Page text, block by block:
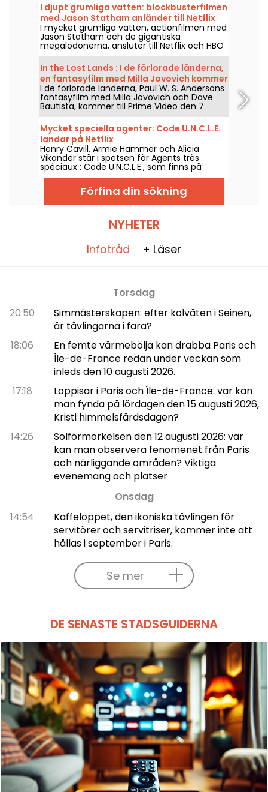
I djupt grumliga vatten: blockbusterfilmen
med Jason Statham anländer till Netflix
och HBO Max
I mycket grumliga vatten, actionfilmen med
Jason Statham och de gigantiska
megalodonerna, ansluter till Netflix och HBO
Max den 2 augusti 2026.
In the Lost Lands : I de förlorade länderna,
en fantasyfilm med Milla Jovovich kommer
till Prime Video
I de förlorade länderna, Paul W. S. Andersons
fantasyfilm med Milla Jovovich och Dave
Bautista, kommer till Prime Video den 7
augusti 2026.
Mycket speciella agenter: Code U.N.C.L.E.
landar på Netflix
Henry Cavill, Armie Hammer och Alicia
Vikander står i spetsen för Agents très
spéciaux : Code U.N.C.L.E., som finns på
Netflix från och med den 6 augusti 2026.
Förfina din sökning
NYHETER
Infotråd + Läser
Torsdag
20:50
Simmästerskapen: efter kolväten i Seinen,
är tävlingarna i fara?
18:06
En femte värmebölja kan drabba Paris och
Île-de-France redan under veckan som
inleds den 10 augusti 2026.
17:18
Loppisar i Paris och Île-de-France: var kan
man fynda på lördagen den 15 augusti 2026,
Kristi himmelsfärdsdagen?
14:26
Solförmörkelsen den 12 augusti 2026: var
kan man observera fenomenet från Paris
och närliggande områden? Viktiga
evenemang och platser
Onsdag
14:54
Kaffeloppet, den ikoniska tävlingen för
servitörer och servitriser, kommer inte att
hållas i september i Paris.
Se mer
DE SENASTE STADSGUIDERNA